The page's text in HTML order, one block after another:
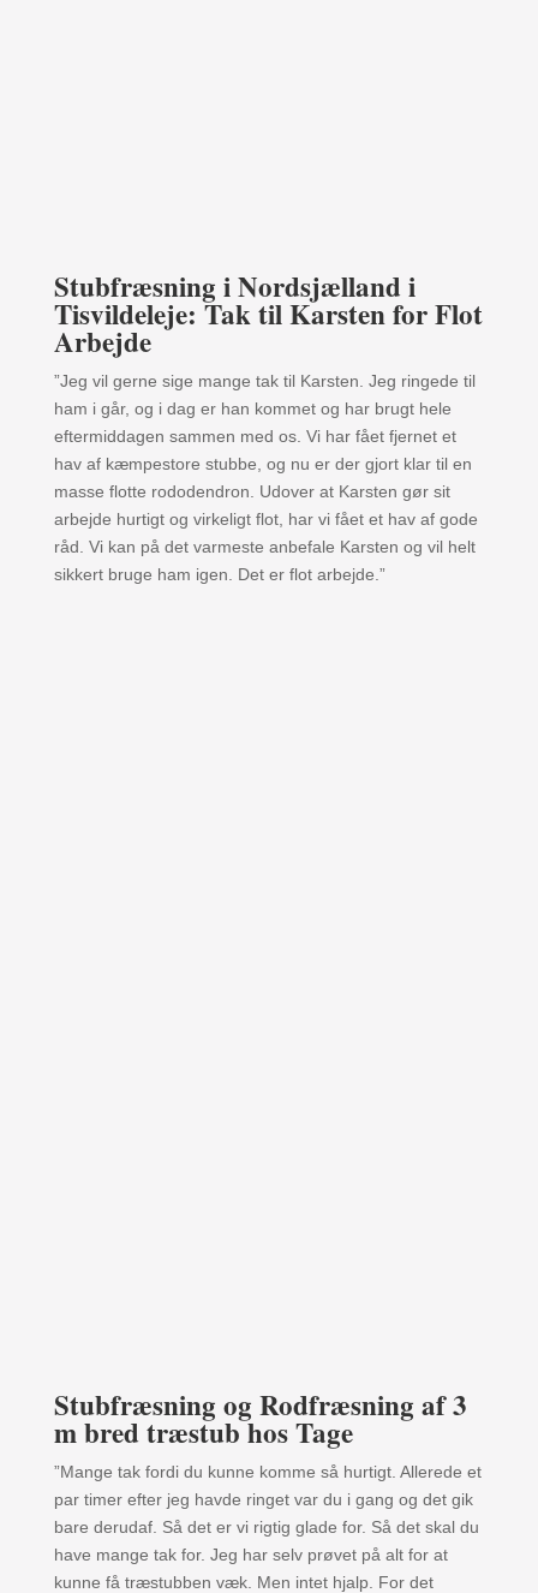
Stubfræsning i Nordsjælland i
Tisvildeleje: Tak til Karsten for Flot
Arbejde
”Jeg vil gerne sige mange tak til Karsten. Jeg ringede til
ham i går, og i dag er han kommet og har brugt hele
eftermiddagen sammen med os. Vi har fået fjernet et
hav af kæmpestore stubbe, og nu er der gjort klar til en
masse flotte rododendron. Udover at Karsten gør sit
arbejde hurtigt og virkeligt flot, har vi fået et hav af gode
råd. Vi kan på det varmeste anbefale Karsten og vil helt
sikkert bruge ham igen. Det er flot arbejde.”
Stubfræsning og Rodfræsning af 3
m bred træstub hos Tage
”Mange tak fordi du kunne komme så hurtigt. Allerede et
par timer efter jeg havde ringet var du i gang og det gik
bare derudaf. Så det er vi rigtig glade for. Så det skal du
have mange tak for. Jeg har selv prøvet på alt for at
kunne få træstubben væk. Men intet hjalp. For det